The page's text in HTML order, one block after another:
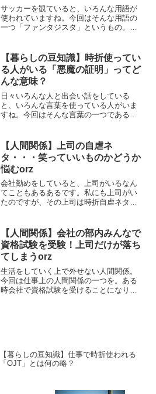
サッカーを観ていると、いろんな用語が
使われていますね。今回はそんな用語の
一つ「ファンタジスタ」というもの。ど
【暮らしの豆知識】時折使ってい
る人がいる「悪魔の証明」ってど
んな意味？
日々いろんな人と出会い話をしている
と、いろんな言葉を使っている人がいま
すね。今回はそんな言葉の一つである
【人間関係】上司の自虐ネ
タ・・・笑っていいものかどうか
悩むorz
会社勤めをしていると、上司がいるなん
てこともあるあるです。私にも上司がい
たのですが、その上司は時折自虐ネタを
ろでありました。
【人間関係】会社の部内みんなで
資格試験を受験！上司だけが落ち
てしまうorz
生活をしていく上で外せない人間関係。
今回は仕事上の人間関係の一つを。ある
時会社で資格試験を受けることになりま
【暮らしの豆知識】仕事で時折使われる
「OJT」とは何の略？